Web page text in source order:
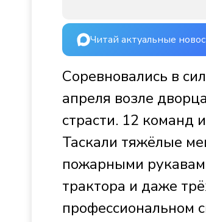
Читай актуальные
Соревновались в
апреля возле
страсти. 12 команд
Таскали тяжёлые
пожарными
трактора и даже
профессиональном